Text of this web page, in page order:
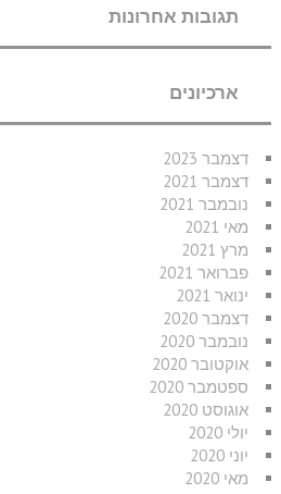
תגובות אחרונות
ארכיונים
דצמבר 2023
דצמבר 2021
נובמבר 2021
מאי 2021
מרץ 2021
פברואר 2021
ינואר 2021
דצמבר 2020
נובמבר 2020
אוקטובר 2020
ספטמבר 2020
אוגוסט 2020
יולי 2020
יוני 2020
מאי 2020